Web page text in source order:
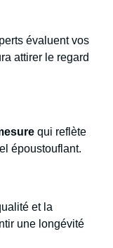
évaluent vos
attirer le regard
qui reflète
époustouflant.
et la
une longévité